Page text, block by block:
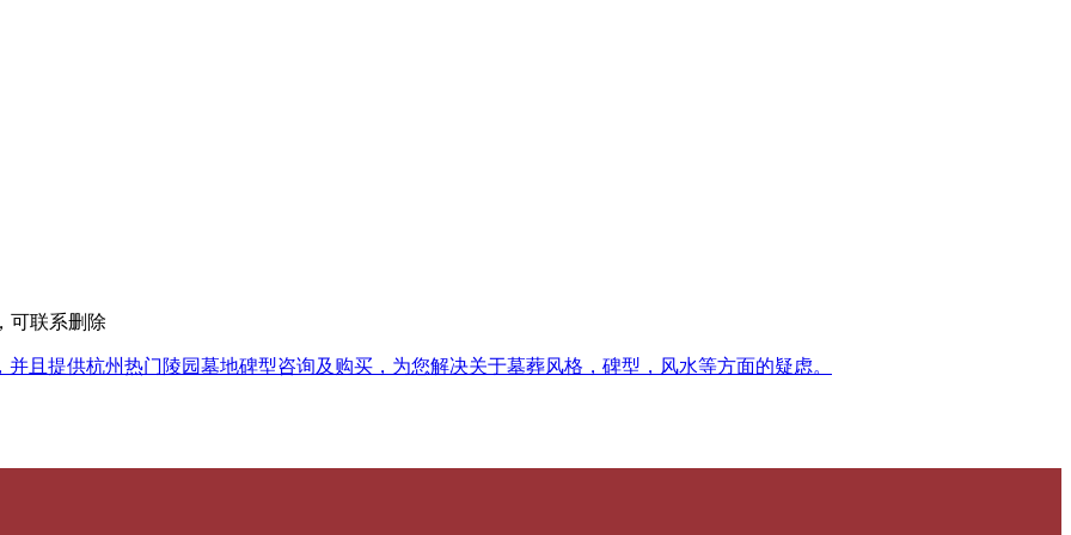
可联系删除
且提供杭州热门陵园墓地碑型咨询及购买，为您解决关于墓葬风格，碑型，风水等方面的疑虑。